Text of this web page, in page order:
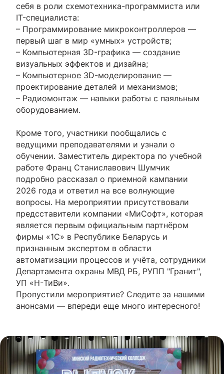
себя в роли схемотехника-программиста или
IT-специалиста:
– Программирование микроконтроллеров —
первый шаг в мир «умных» устройств;
– Компьютерная 3D-графика — создание
визуальных эффектов и дизайна;
– Компьютерное 3D-моделирование —
проектирование деталей и механизмов;
– Радиомонтаж — навыки работы с паяльным
оборудованием.
Кроме того, участники пообщались с
ведущими преподавателями и узнали о
обучении. Заместитель директора по учебной
работе Франц Станиславович Шумчик
подробно рассказал о приемной кампании
2026 года и ответил на все волнующие
вопросы. На мероприятии присутствовали
предсставители компании «МиСофт», которая
является первым официальным партнёром
фирмы «1С» в Республике Беларусь и
признанным экспертом в области
автоматизации процессов и учёта, сотрудники
Департамента охраны МВД РБ, РУПП "Гранит",
УП «H-ТиВи».
Пропустили мероприятие? Следите за нашими
анонсами — впереди еще много интересного!